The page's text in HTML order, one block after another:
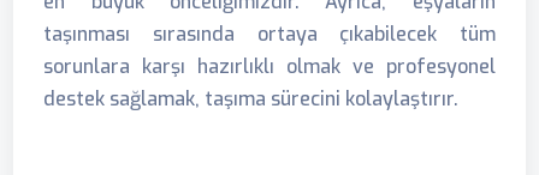
taşınması sırasında ortaya çıkabilecek tüm
sorunlara karşı hazırlıklı olmak ve profesyonel
destek sağlamak, taşıma sürecini kolaylaştırır.